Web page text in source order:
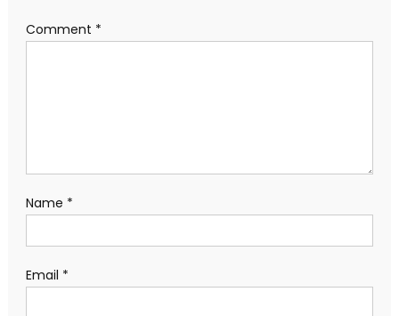
Comment *
Name *
Email *